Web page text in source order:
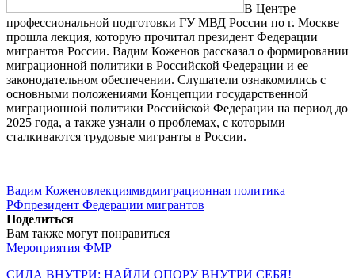
В Центре
профессиональной подготовки ГУ МВД России по г. Москве
прошла лекция, которую прочитал президент Федерации
мигрантов России. Вадим Коженов рассказал о формировании
миграционной политики в Российской Федерации и ее
законодательном обеспечении. Слушатели ознакомились с
основными положениями Концепции государственной
миграционной политики Российской Федерации на период до
2025 года, а также узнали о проблемах, с которыми
сталкиваются трудовые мигранты в России.
Вадим Коженовлекциямвдмиграционная политика
РФпрезидент Федерации мигрантов
Поделиться
Вам также могут понравиться
Мероприятия ФМР
СИЛА ВНУТРИ: НАЙДИ ОПОРУ ВНУТРИ СЕБЯ!